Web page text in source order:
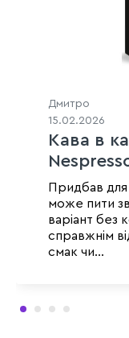
Дмитро
15.02.2026
Кава в
Придбав
може пити
варіант без
справжнім
смак чи...